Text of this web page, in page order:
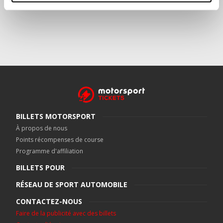
BILLETS MOTORSPORT
À propos de nous
Points récompenses de course
Programme d'affiliation
BILLETS POUR
RÉSEAU DE SPORT AUTOMOBILE
CONTACTEZ-NOUS
Faire de la publicité avec des billets